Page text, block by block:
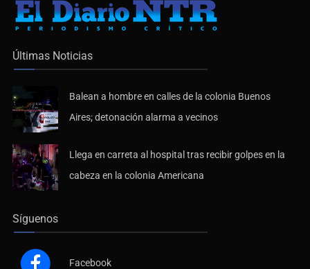
Últimas Noticias
Balean a hombre en calles de la colonia Buenos
Aires; detonación alarma a vecinos
Llega en carreta al hospital tras recibir golpes en la
cabeza en la colonia Americana
Síguenos
Facebook